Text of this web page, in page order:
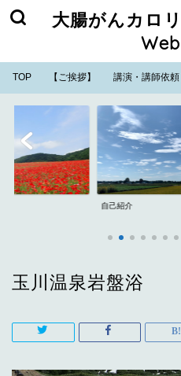
大腸がんカロ
TOP 【ご挨拶】 講演・講師依頼
自己紹介
玉川温泉岩盤浴